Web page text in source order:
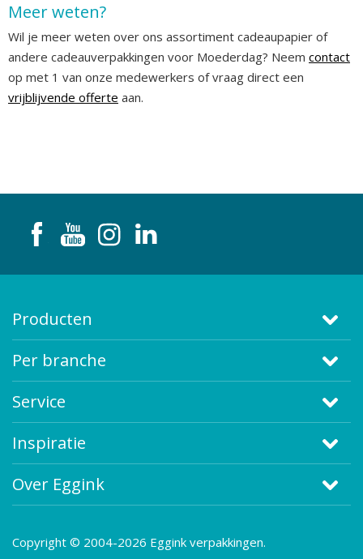
Meer weten?
Wil je meer weten over ons assortiment cadeaupapier of
andere cadeauverpakkingen voor Moederdag? Neem contact
op met 1 van onze medewerkers of vraag direct een
vrijblijvende offerte aan.
Producten
Per branche
Service
Inspiratie
Over Eggink
Copyright © 2004-2026 Eggink verpakkingen.